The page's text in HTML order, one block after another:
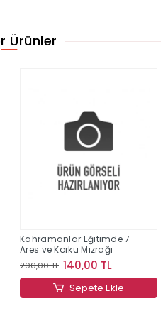
Ürünler
Kahramanlar Eğitimde 7
Ares ve Korku Mızrağı
200,00 TL 140,00 TL
Sepete Ekle